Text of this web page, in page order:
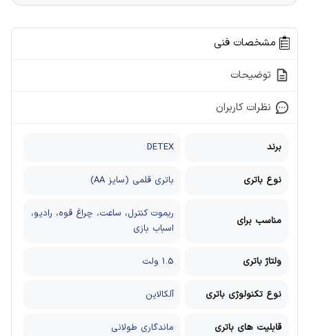
مشخصات فنی
توضیحات
نظرات کاربران
برند DETEX
نوع باتری باتری قلمی (سایز AA)
مناسب برای
ریموت کنترل، ساعت، چراغ قوه، رادیو،
اسباب بازی
ولتاژ باتری 1.5 ولت
نوع تکنولوژی باتری آلکالاین
قابلیت های باتری ماندگاری طولانی